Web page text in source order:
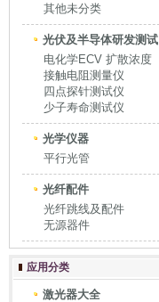
其他未分类
光伏及半导体研发测试
电化学ECV 扩散浓度
接触电阻测量仪
四点探针测试仪
少子寿命测试仪
光学仪器
平行光管
光纤配件
光纤跳线及配件
无源器件
应用分类
激光器大全